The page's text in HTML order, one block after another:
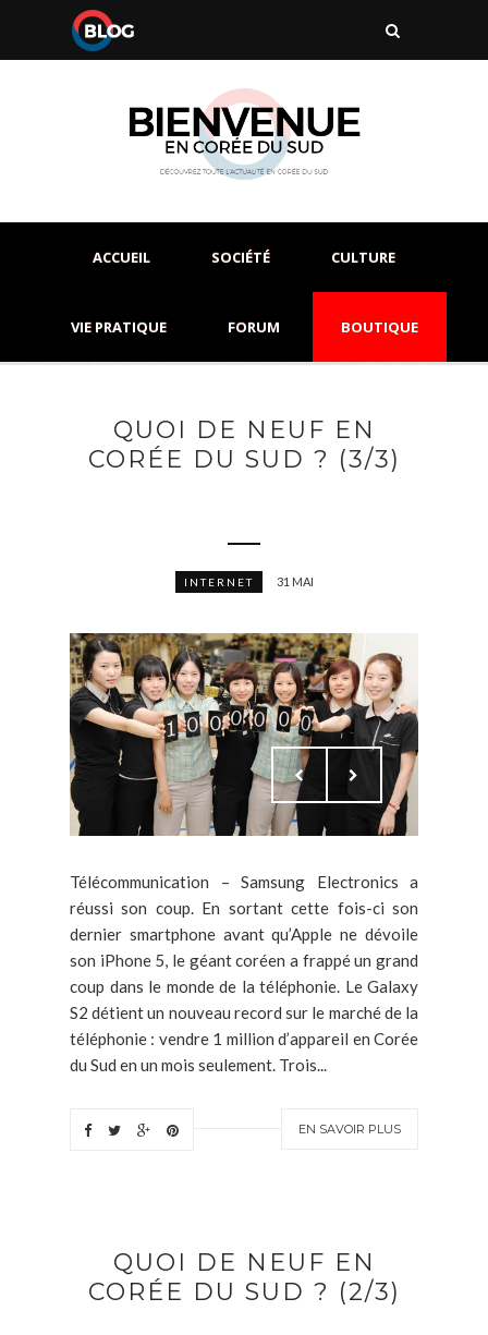
ACCUEIL SOCIÉTÉ CULTURE
VIE PRATIQUE FORUM BOUTIQUE
QUOI DE NEUF EN
CORÉE DU SUD ? (3/3)
INTERNET 31 MAI
Télécommunication – Samsung Electronics a
réussi son coup. En sortant cette fois-ci son
dernier smartphone avant qu’Apple ne dévoile
son iPhone 5, le géant coréen a frappé un grand
coup dans le monde de la téléphonie. Le Galaxy
S2 détient un nouveau record sur le marché de la
téléphonie : vendre 1 million d’appareil en Corée
du Sud en un mois seulement. Trois...
EN SAVOIR PLUS
QUOI DE NEUF EN
CORÉE DU SUD ? (2/3)